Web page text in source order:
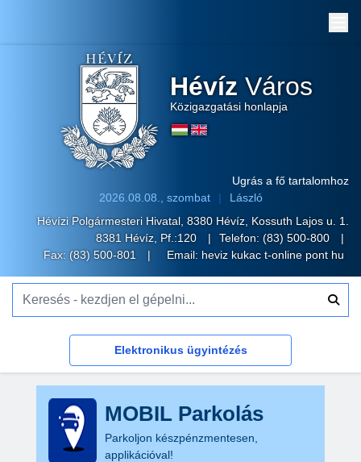
Hévíz Város
Közigazgatási honlapja
Ugrás a fő tartalomhoz
2026.08.08., szombat
László
Hévízi Polgármesteri Hivatal, 8380 Hévíz, Kossuth Lajos u. 1.
8381 Hévíz, Pf.:120
Telefon: (83) 500-800
Fax: (83) 500-801
Email: heviz kukac t-online pont hu
Elektronikus ügyintézés
MOBIL Parkolás
Parkoljon készpénzmentesen,
applikációval!